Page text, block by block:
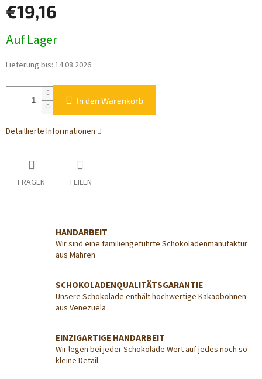
€19,16
Auf Lager
Lieferung bis: 14.08.2026
In den Warenkorb
Detaillierte Informationen
FRAGEN TEILEN
HANDARBEIT
Wir sind eine familiengeführte Schokoladenmanufaktur
aus Mähren
SCHOKOLADENQUALITÄTSGARANTIE
Unsere Schokolade enthält hochwertige Kakaobohnen
aus Venezuela
EINZIGARTIGE HANDARBEIT
Wir legen bei jeder Schokolade Wert auf jedes noch so
kleine Detail